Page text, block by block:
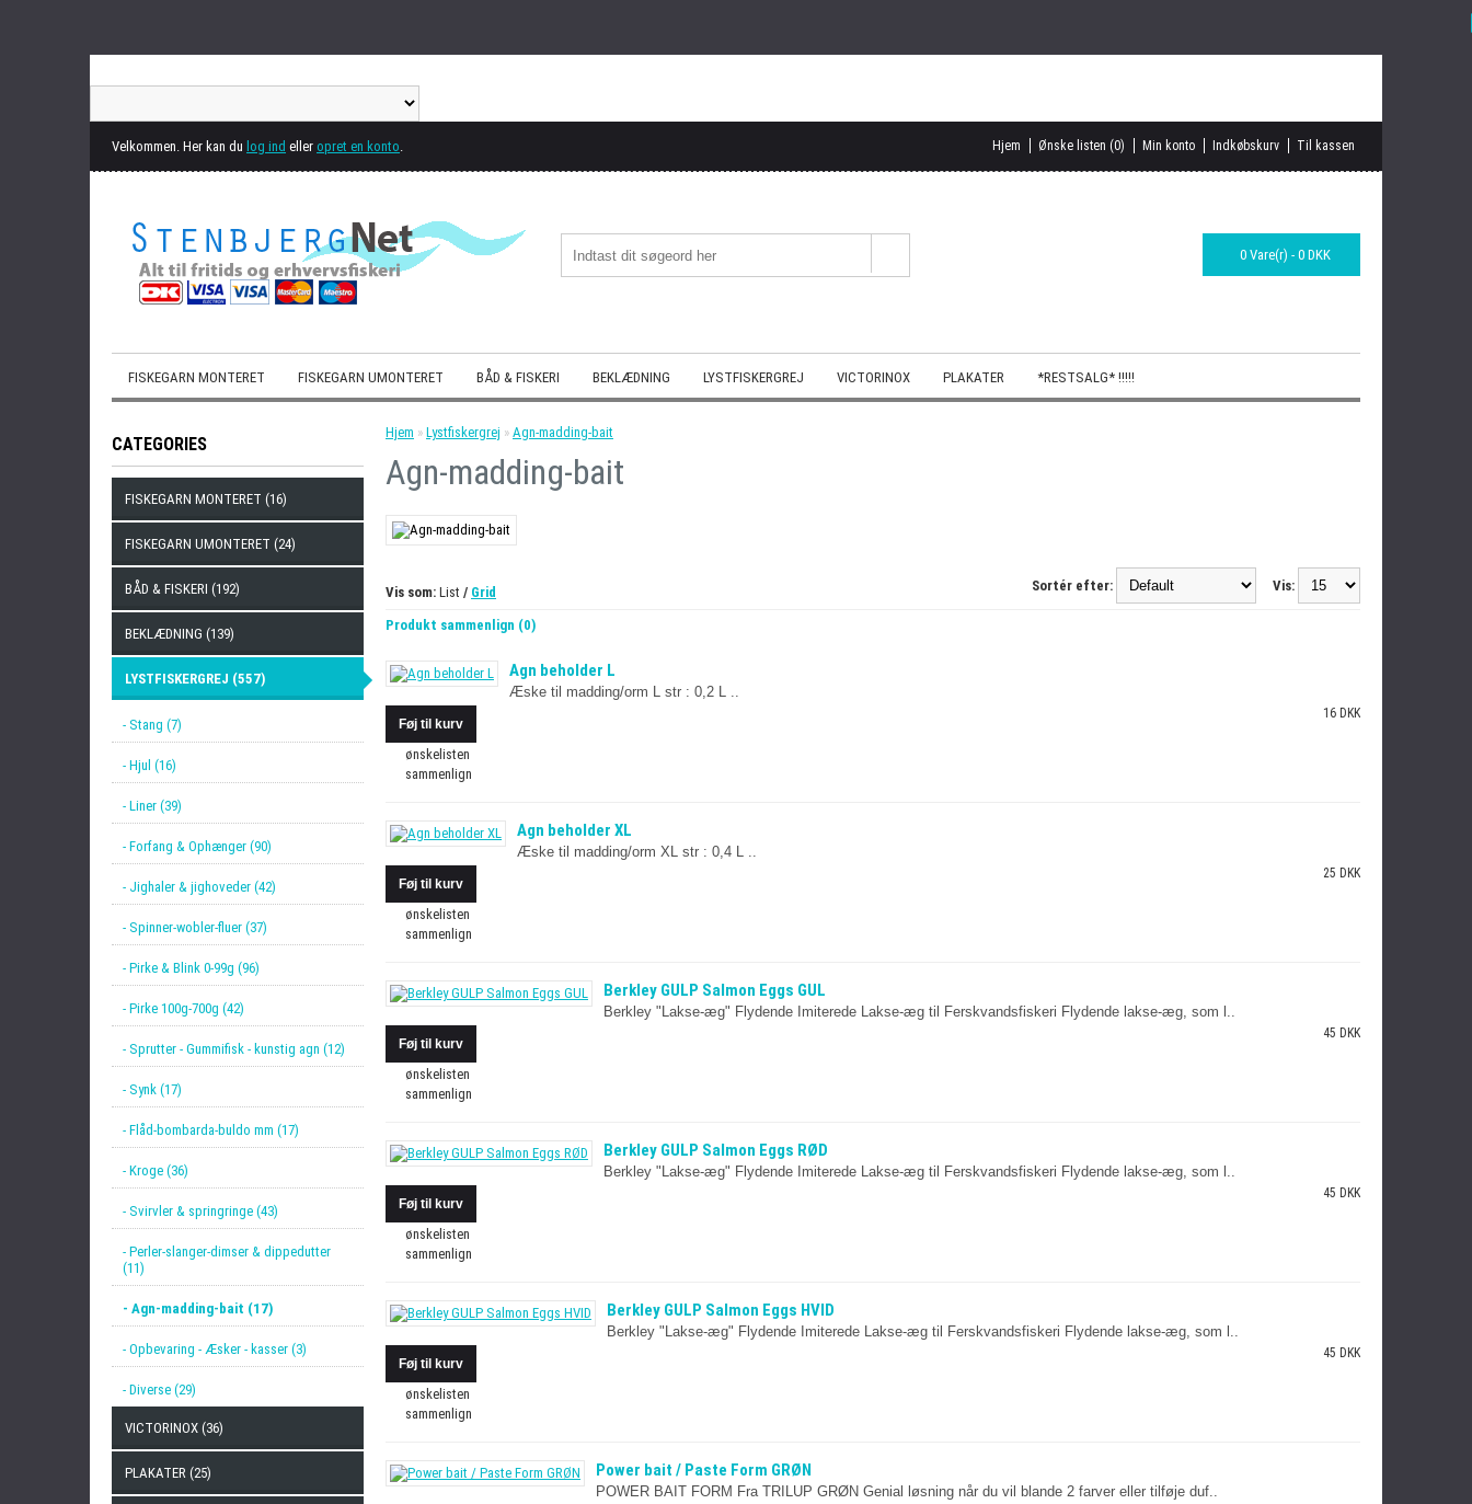
Hjem Ønske listen (0) Min konto Indkøbskurv Til kassen
0 Vare(r) - 0 DKK
Velkommen. Her kan du log ind eller opret en konto.
FISKEGARN MONTERET FISKEGARN UMONTERET BÅD & FISKERI BEKLÆDNING LYSTFISKERGREJ VICTORINOX PLAKATER *RESTSALG* !!!!!
CATEGORIES
FISKEGARN MONTERET (16)
FISKEGARN UMONTERET (24)
BÅD & FISKERI (192)
BEKLÆDNING (139)
LYSTFISKERGREJ (557)
- Stang (7)
- Hjul (16)
- Liner (39)
- Forfang & Ophænger (90)
- Jighaler & jighoveder (42)
- Spinner-wobler-fluer (37)
- Pirke & Blink 0-99g (96)
- Pirke 100g-700g (42)
- Sprutter - Gummifisk - kunstig agn (12)
- Synk (17)
- Flåd-bombarda-buldo mm (17)
- Kroge (36)
- Svirvler & springringe (43)
- Perler-slanger-dimser & dippedutter
(11)
- Agn-madding-bait (17)
- Opbevaring - Æsker - kasser (3)
- Diverse (29)
VICTORINOX (36)
PLAKATER (25)
Hjem » Lystfiskergrej » Agn-madding-bait
Agn-madding-bait
Vis som: List / Grid Vis:
Sortér efter:
Produkt sammenlign (0)
Agn beholder L
Æske til madding/orm L str : 0,2 L ..
16 DKK
ønskelisten
sammenlign
Agn beholder XL
Æske til madding/orm XL str : 0,4 L ..
25 DKK
ønskelisten
sammenlign
Berkley GULP Salmon Eggs GUL
Berkley "Lakse-æg" Flydende Imiterede Lakse-æg til Ferskvandsfiskeri Flydende lakse-æg, som l..
45 DKK
ønskelisten
sammenlign
Berkley GULP Salmon Eggs RØD
Berkley "Lakse-æg" Flydende Imiterede Lakse-æg til Ferskvandsfiskeri Flydende lakse-æg, som l..
45 DKK
ønskelisten
sammenlign
Berkley GULP Salmon Eggs HVID
Berkley "Lakse-æg" Flydende Imiterede Lakse-æg til Ferskvandsfiskeri Flydende lakse-æg, som l..
45 DKK
ønskelisten
sammenlign
Power bait / Paste Form GRØN
POWER BAIT FORM Fra TRILUP GRØN Genial løsning når du vil blande 2 farver eller tilføje duf..